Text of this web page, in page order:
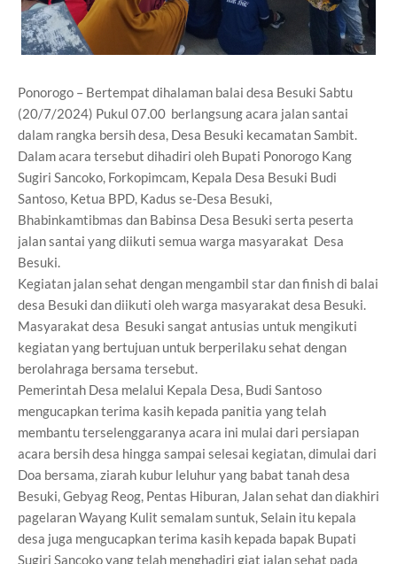
Ponorogo – Bertempat dihalaman balai desa Besuki Sabtu
(20/7/2024) Pukul 07.00 berlangsung acara jalan santai
dalam rangka bersih desa, Desa Besuki kecamatan Sambit.
Dalam acara tersebut dihadiri oleh Bupati Ponorogo Kang
Sugiri Sancoko, Forkopimcam, Kepala Desa Besuki Budi
Santoso, Ketua BPD, Kadus se-Desa Besuki,
Bhabinkamtibmas dan Babinsa Desa Besuki serta peserta
jalan santai yang diikuti semua warga masyarakat Desa
Besuki.
Kegiatan jalan sehat dengan mengambil star dan finish di balai
desa Besuki dan diikuti oleh warga masyarakat desa Besuki.
Masyarakat desa Besuki sangat antusias untuk mengikuti
kegiatan yang bertujuan untuk berperilaku sehat dengan
berolahraga bersama tersebut.
Pemerintah Desa melalui Kepala Desa, Budi Santoso
mengucapkan terima kasih kepada panitia yang telah
membantu terselenggaranya acara ini mulai dari persiapan
acara bersih desa hingga sampai selesai kegiatan, dimulai dari
Doa bersama, ziarah kubur leluhur yang babat tanah desa
Besuki, Gebyag Reog, Pentas Hiburan, Jalan sehat dan diakhiri
pagelaran Wayang Kulit semalam suntuk, Selain itu kepala
desa juga mengucapkan terima kasih kepada bapak Bupati
Sugiri Sancoko yang telah menghadiri giat jalan sehat pada